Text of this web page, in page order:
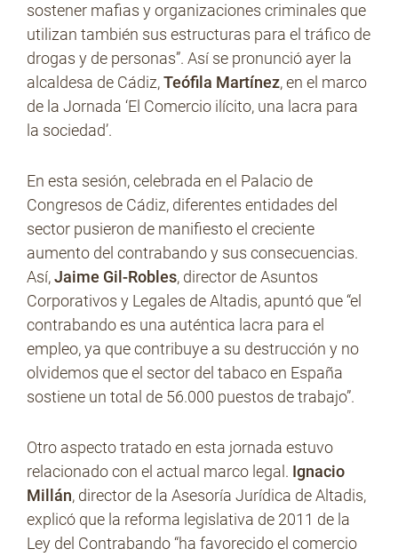
No Contrabando
Prensa
Contacto
sostener mafias y organizaciones criminales que
utilizan también sus estructuras para el tráfico de
drogas y de personas”. Así se pronunció ayer la
alcaldesa de Cádiz,Teófila Martínez, en el marco
de la Jornada ‘El Comercio ilícito, una lacra para
la sociedad’.
En esta sesión, celebrada en el Palacio de
Congresos de Cádiz, diferentes entidades del
sector pusieron de manifiesto el creciente
aumento del contrabando y sus consecuencias.
Así,Jaime Gil-Robles, director de Asuntos
Corporativos y Legales de Altadis, apuntó que “el
contrabando es una auténtica lacra para el
empleo, ya que contribuye a su destrucción y no
olvidemos que el sector del tabaco en España
sostiene un total de 56.000 puestos de trabajo”.
Otro aspecto tratado en esta jornada estuvo
relacionado con el actual marco legal. Ignacio
Millán, director de la Asesoría Jurídica de Altadis,
explicó que la reforma legislativa de 2011 de la
Ley del Contrabando “ha favorecido el comercio